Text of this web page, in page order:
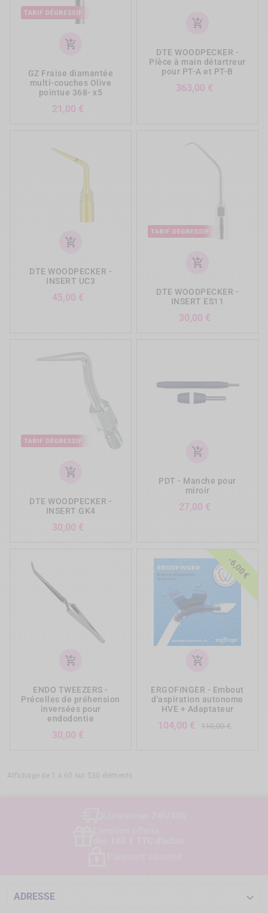
add_shopping_cart
GZ Fraise diamantée
multi-couches Olive
pointue 368- x5
21,00 €
add_shopping_cart
DTE WOODPECKER -
Pièce à main détartreur
pour PT-A et PT-B
363,00 €
add_shopping_cart
DTE WOODPECKER -
INSERT UC3
45,00 €
add_shopping_cart
DTE WOODPECKER -
INSERT ES11
30,00 €
add_shopping_cart
DTE WOODPECKER -
INSERT GK4
30,00 €
add_shopping_cart
PDT - Manche pour
miroir
27,00 €
add_shopping_cart
ENDO TWEEZERS -
Précelles de préhension
inversées pour
endodontie
30,00 €
add_shopping_cart
-6,00 €
ERGOFINGER - Embout
d'aspiration autonome
HVE + Adaptateur
104,00 € 110,00 €
Affichage de 1 à 60 sur 530 éléments
ADRESSE 